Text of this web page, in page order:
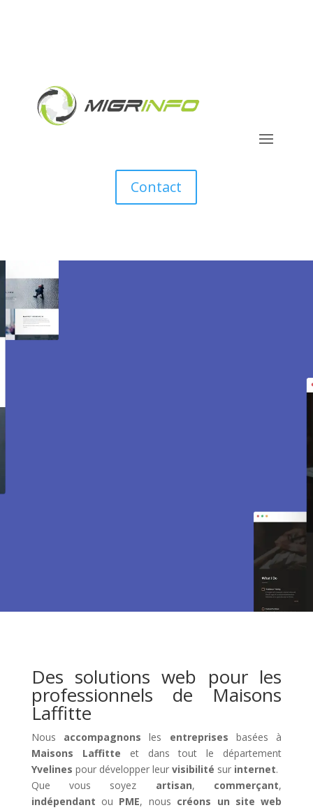
Contact
Création de site internet
Des solutions web pour les
professionnels de Maisons
Laffitte
Nous accompagnons les entreprises basées à
Maisons Laffitte et dans tout le département
Yvelines pour développer leur visibilité sur internet.
Que vous soyez artisan, commerçant,
indépendant ou PME, nous créons un site web